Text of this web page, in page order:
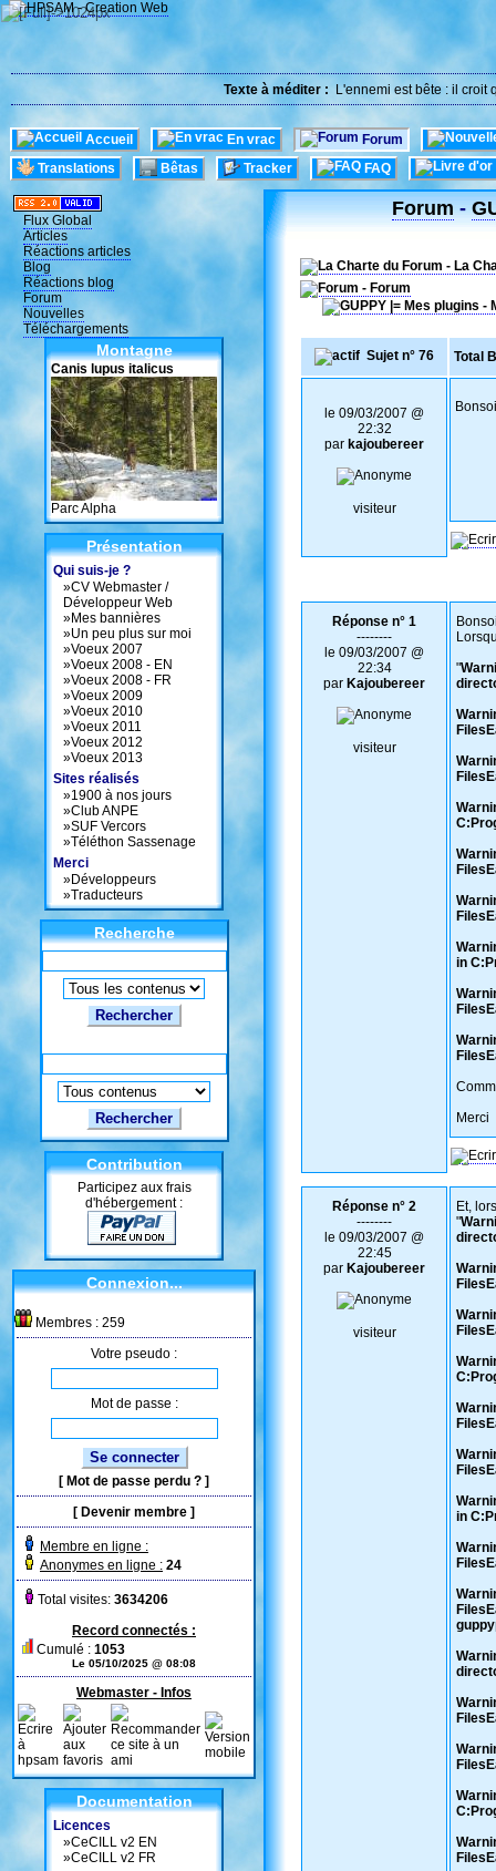
Texte à méditer : L'ennemi est bête : il
Accueil En vrac
Forum
Translations
Bêtas Tracker FAQ
Flux Global
Articles
Réactions articles
Blog
Réactions blog
Forum
Nouvelles
Téléchargements
Montagne
Canis lupus italicus
Parc Alpha
Présentation
Qui suis-je ?
»CV Webmaster /
Développeur Web
»Mes bannières
»Un peu plus sur moi
»Voeux 2007
»Voeux 2008 - EN
»Voeux 2008 - FR
»Voeux 2009
»Voeux 2010
»Voeux 2011
»Voeux 2012
»Voeux 2013
Sites réalisés
»1900 à nos jours
»Club ANPE
»SUF Vercors
»Téléthon Sassenage
Merci
»Développeurs
»Traducteurs
Recherche
Rechercher
Contribution
Participez aux frais
d'hébergement :
Connexion...
Membres : 259
Votre pseudo :
Mot de passe :
[ Mot de passe perdu ? ]
[ Devenir membre ]
Membre en ligne :
Anonymes en ligne : 24
Total visites: 3634206
Record connectés :
Cumulé : 1053
Le 05/10/2025 @ 08:08
Webmaster - Infos
Documentation
Licences
»CeCILL v2 EN
»CeCILL v2 FR
Forum-
- La
- Forum
Sujet n° 76 Total
le 09/03/2007 @
22:32
par kajoubereer
visiteur
Réponse n° 1
--------
le 09/03/2007 @
22:34
par Kajoubereer
visiteur
"
in
Merci
Réponse n° 2
--------
le 09/03/2007 @
22:45
par Kajoubereer
visiteur
Et,
"
in